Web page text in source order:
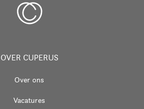
OVER CUPERUS
Over ons
Vacatures